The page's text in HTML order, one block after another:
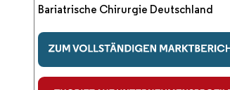
Bariatrische Chirurgie Deutschland